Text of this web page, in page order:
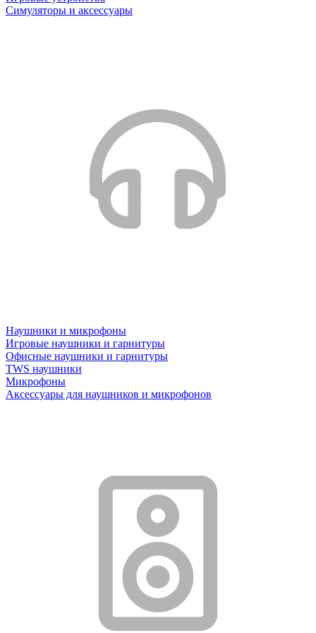
Симуляторы и аксессуары
Наушники и микрофоны
Игровые наушники и гарнитуры
Офисные наушники и гарнитуры
TWS наушники
Микрофоны
Аксессуары для наушников и микрофонов